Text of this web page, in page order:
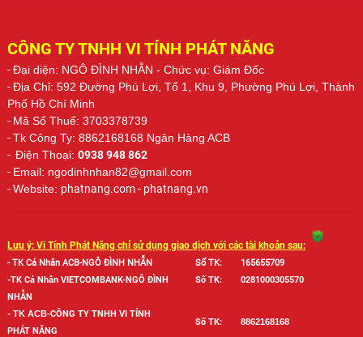
CÔNG TY TNHH VI TÍNH PHÁT NĂNG
-Đại diện: NGÔ ĐÌNH NHẪN - Chức vụ: Giám Đốc
-Địa Chỉ: 592 Đường Phú Lợi, Tổ 1, Khu 9, Phường Phú Lợi, Thành
Phố Hồ Chí Minh
- Mã Số Thuế: 3703378739
-Tk Công Ty: 8862168168 Ngân Hàng ACB
- Điện Thoại: 0938 948 862
- Email: ngodinhnhan82@gmail.com
-Website: phatnang.com - phatnang.vn
Lưu ý: Vi Tính Phát Năng chỉ sử dụng giao dịch với các tài khoản sau:
- TK Cá Nhân ACB-NGÔ ĐÌNH NHẪN Số TK:
165655709
-TK Cá Nhân VIETCOMBANK-NGÔ ĐÌNH
NHẪN
Số TK: 0281000305570
- TK ACB-CÔNG TY TNHH VI TÍNH
PHÁT NĂNG
Số TK: 8862168168